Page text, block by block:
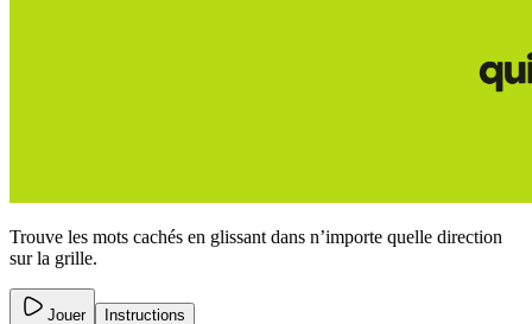
Trouve les mots cachés en glissant dans n’importe quelle direction
sur la grille.
Jouer Instructions